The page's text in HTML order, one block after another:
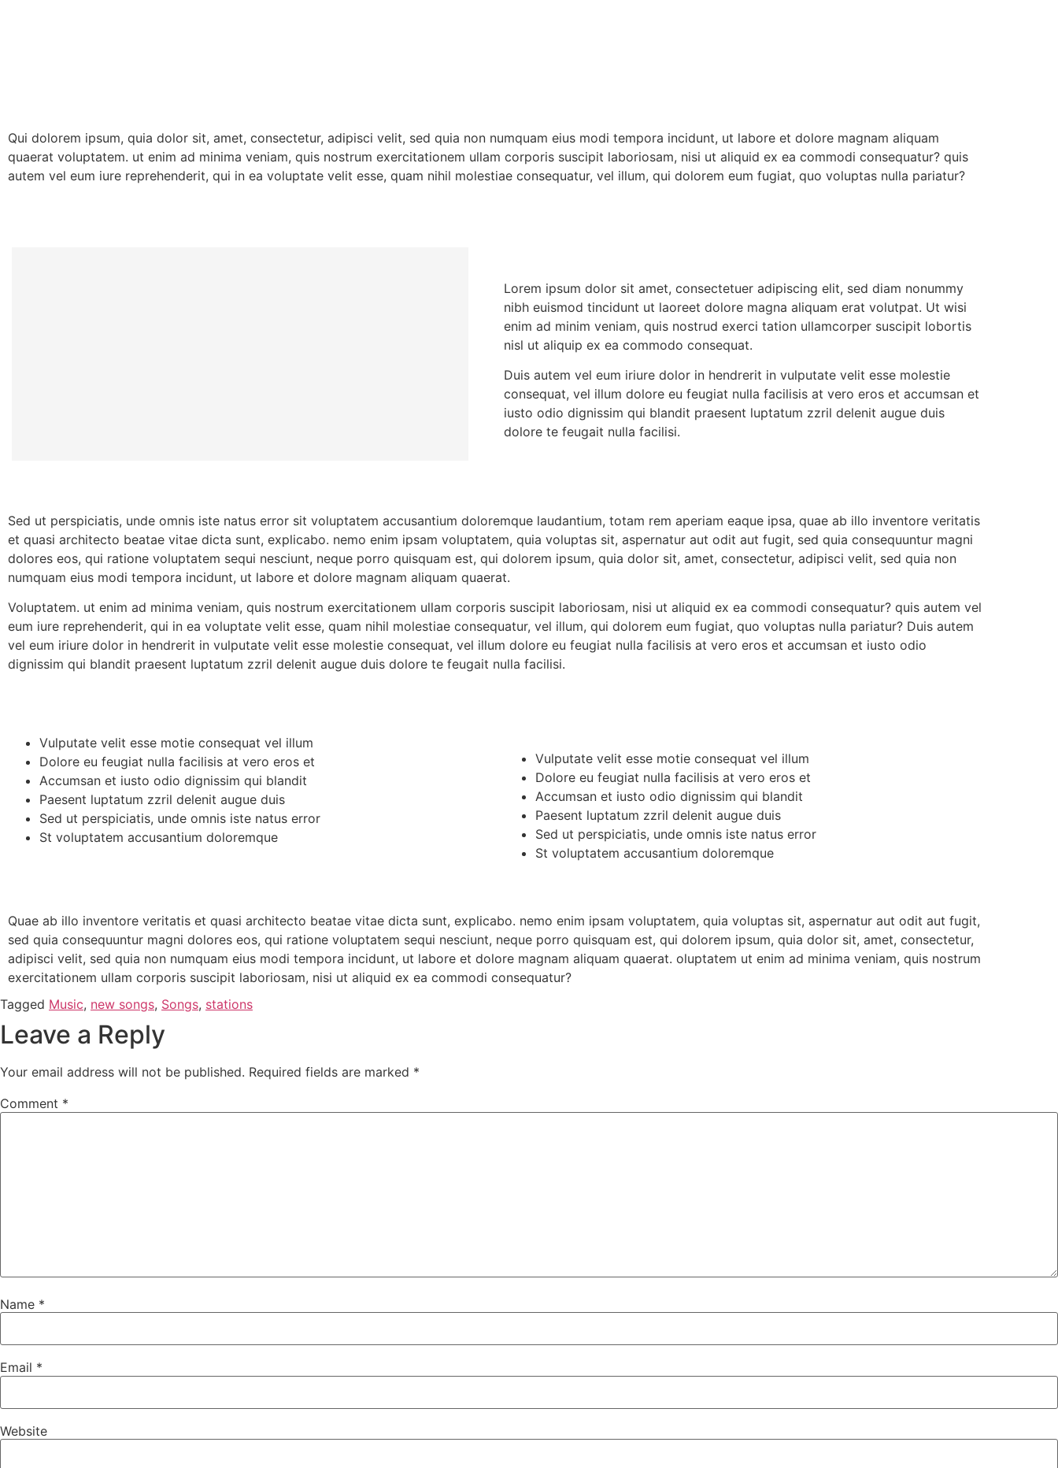
Qui dolorem ipsum, quia dolor sit, amet, consectetur, adipisci velit, sed quia non numquam eius modi tempora incidunt, ut labore et dolore magnam aliquam
quaerat voluptatem. ut enim ad minima veniam, quis nostrum exercitationem ullam corporis suscipit laboriosam, nisi ut aliquid ex ea commodi consequatur? quis
autem vel eum iure reprehenderit, qui in ea voluptate velit esse, quam nihil molestiae consequatur, vel illum, qui dolorem eum fugiat, quo voluptas nulla pariatur?
Lorem ipsum dolor sit amet, consectetuer adipiscing elit, sed diam nonummy
nibh euismod tincidunt ut laoreet dolore magna aliquam erat volutpat. Ut wisi
enim ad minim veniam, quis nostrud exerci tation ullamcorper suscipit lobortis
nisl ut aliquip ex ea commodo consequat.
Duis autem vel eum iriure dolor in hendrerit in vulputate velit esse molestie
consequat, vel illum dolore eu feugiat nulla facilisis at vero eros et accumsan et
iusto odio dignissim qui blandit praesent luptatum zzril delenit augue duis
dolore te feugait nulla facilisi.
Sed ut perspiciatis, unde omnis iste natus error sit voluptatem accusantium doloremque laudantium, totam rem aperiam eaque ipsa, quae ab illo inventore veritatis
et quasi architecto beatae vitae dicta sunt, explicabo. nemo enim ipsam voluptatem, quia voluptas sit, aspernatur aut odit aut fugit, sed quia consequuntur magni
dolores eos, qui ratione voluptatem sequi nesciunt, neque porro quisquam est, qui dolorem ipsum, quia dolor sit, amet, consectetur, adipisci velit, sed quia non
numquam eius modi tempora incidunt, ut labore et dolore magnam aliquam quaerat.
Voluptatem. ut enim ad minima veniam, quis nostrum exercitationem ullam corporis suscipit laboriosam, nisi ut aliquid ex ea commodi consequatur? quis autem vel
eum iure reprehenderit, qui in ea voluptate velit esse, quam nihil molestiae consequatur, vel illum, qui dolorem eum fugiat, quo voluptas nulla pariatur? Duis autem
vel eum iriure dolor in hendrerit in vulputate velit esse molestie consequat, vel illum dolore eu feugiat nulla facilisis at vero eros et accumsan et iusto odio
dignissim qui blandit praesent luptatum zzril delenit augue duis dolore te feugait nulla facilisi.
Vulputate velit esse motie consequat vel illum
Dolore eu feugiat nulla facilisis at vero eros et
Accumsan et iusto odio dignissim qui blandit
Paesent luptatum zzril delenit augue duis
Sed ut perspiciatis, unde omnis iste natus error
St voluptatem accusantium doloremque
Vulputate velit esse motie consequat vel illum
Dolore eu feugiat nulla facilisis at vero eros et
Accumsan et iusto odio dignissim qui blandit
Paesent luptatum zzril delenit augue duis
Sed ut perspiciatis, unde omnis iste natus error
St voluptatem accusantium doloremque
Quae ab illo inventore veritatis et quasi architecto beatae vitae dicta sunt, explicabo. nemo enim ipsam voluptatem, quia voluptas sit, aspernatur aut odit aut fugit,
sed quia consequuntur magni dolores eos, qui ratione voluptatem sequi nesciunt, neque porro quisquam est, qui dolorem ipsum, quia dolor sit, amet, consectetur,
adipisci velit, sed quia non numquam eius modi tempora incidunt, ut labore et dolore magnam aliquam quaerat. oluptatem ut enim ad minima veniam, quis nostrum
exercitationem ullam corporis suscipit laboriosam, nisi ut aliquid ex ea commodi consequatur?
Tagged Music, new songs, Songs, stations
Leave a Reply
Your email address will not be published. Required fields are marked *
Comment *
Name *
Email *
Website